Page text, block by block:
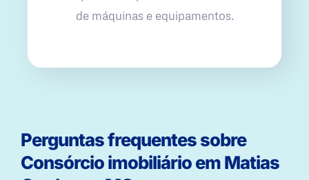
de máquinas e equipamentos.
Perguntas frequentes sobre
Consórcio imobiliário em Matias